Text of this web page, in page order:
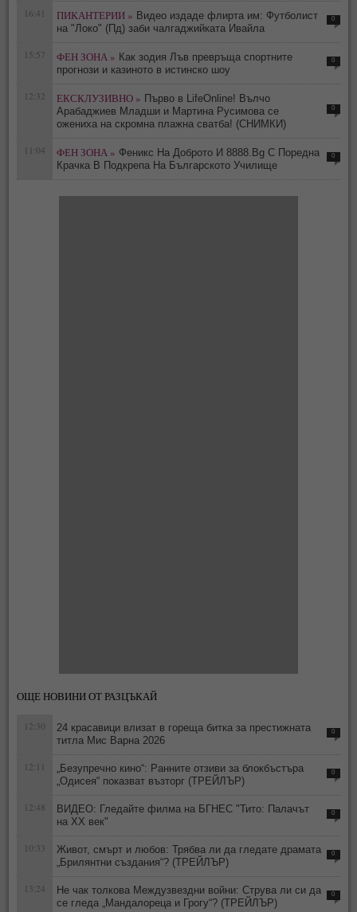
16:41 ПИКАНТЕРИИ » Видео издаде флирта им: Футболист
на "Локо" (Пд) заби чалгаджийката Ивайла
0
15:57 ФЕН ЗОНА » Как зодия Лъв превръща спортните
прогнози и казиното в истинско шоу
0
12:32 ЕКСКЛУЗИВНО » Първо в LifeOnline! Вълчо
Арабаджиев Младши и Мартина Русимова сe
oжениха на скромна плажна сватба! (СНИМКИ)
0
11:04 ФЕН ЗОНА » Феникс На Доброто И 8888.Bg С Поредна
Крачка В Подкрепа На Българското Училище
0
ОЩЕ НОВИНИ ОТ РАЗЦЪКАЙ
12:30
24 красавици влизат в гореща битка за престижната
титла Мис Варна 2026
0
12:11
„Безупречно кино“: Ранните отзиви за блокбъстъра
„Одисея“ показват възторг (ТРЕЙЛЪР)
0
12:48
ВИДЕО: Гледайте филма на БГНЕС "Тито: Палачът
на ХХ век"
0
10:33
Живот, смърт и любов: Трябва ли да гледате драмата
„Брилянтни създания“? (ТРЕЙЛЪР)
0
13:24
Не чак толкова Междузвездни войни: Струва ли си да
се гледа „Мандалореца и Грогу“? (ТРЕЙЛЪР)
0